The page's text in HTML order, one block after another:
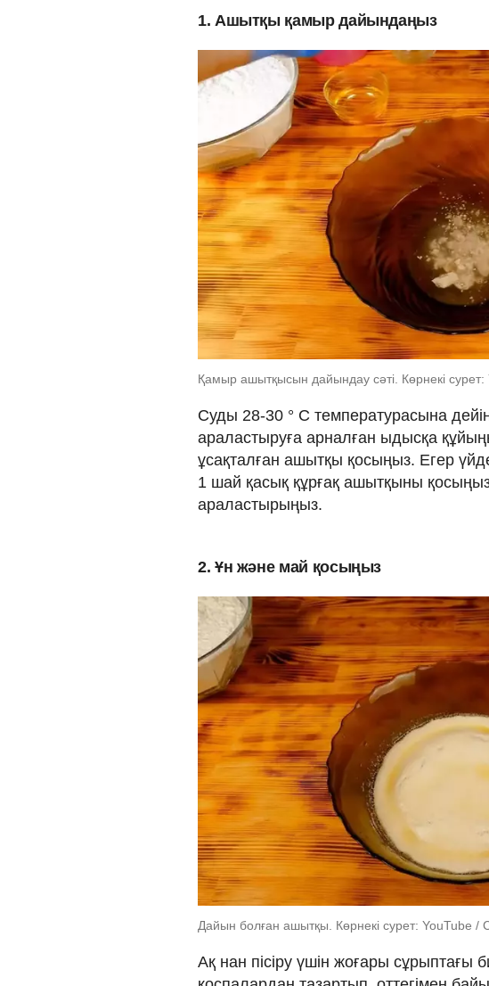
1. Ашытқы қамыр дайындаңыз
Қамыр ашытқысын дайындау сәті. Көрнекі
Суды 28-30 ° C температурасына
араластыруға арналған ыдысқа
ұсақталған ашытқы қосыңыз. Егер
1 шай қасық құрғақ ашытқыны
араластырыңыз.
2. Ұн және май қосыңыз
Дайын болған ашытқы. Көрнекі сурет:
Ақ нан пісіру үшін жоғары